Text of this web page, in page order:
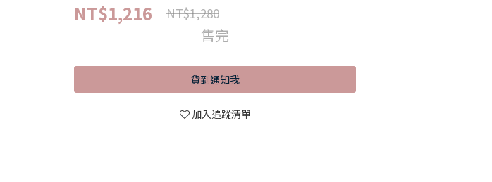
NT$1,216 NT$1,280
售完
貨到通知我
加入追蹤清單